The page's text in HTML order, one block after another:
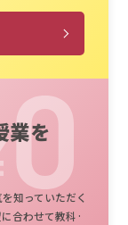
業を
知っていただく
合わせて教科·